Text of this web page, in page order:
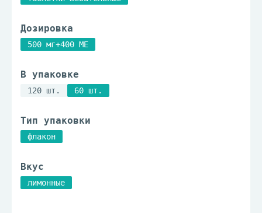
Дозировка
500 мг+400 МЕ
В упаковке
120 шт. 60 шт.
Тип упаковки
флакон
Вкус
лимонные